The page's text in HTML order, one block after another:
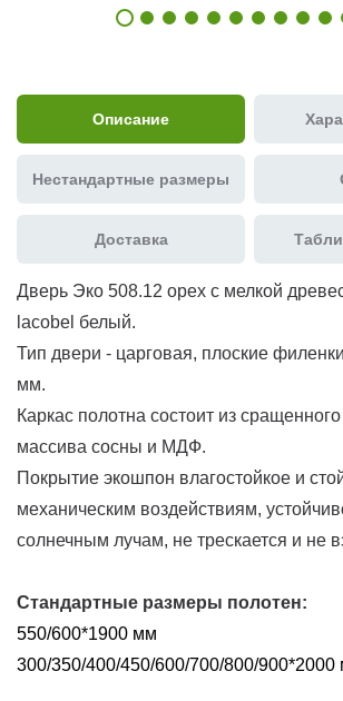
Описание
Нестандартные размеры
Доставка
Дверь Эко 508.12 орех с мелкой
lacobel белый.
Тип двери - царговая, плоские
мм.
Каркас полотна состоит из сращенного
массива сосны и МДФ.
Покрытие экошпон влагостойкое и
механическим воздействиям,
солнечным лучам, не трескается и не
Стандартные размеры полотен:
550/600*1900 мм
300/350/400/450/600/700/800/900*2000